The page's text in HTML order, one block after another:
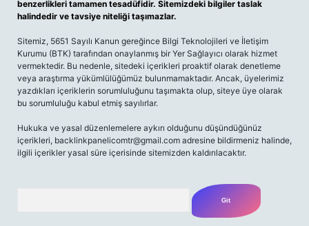
benzerlikleri tamamen tesadüfidir. Sitemizdeki bilgiler taslak
halindedir ve tavsiye niteliği taşımazlar.
Sitemiz, 5651 Sayılı Kanun gereğince Bilgi Teknolojileri ve İletişim
Kurumu (BTK) tarafından onaylanmış bir Yer Sağlayıcı olarak hizmet
vermektedir. Bu nedenle, sitedeki içerikleri proaktif olarak denetleme
veya araştırma yükümlülüğümüz bulunmamaktadır. Ancak, üyelerimiz
yazdıkları içeriklerin sorumluluğunu taşımakta olup, siteye üye olarak
bu sorumluluğu kabul etmiş sayılırlar.
Hukuka ve yasal düzenlemelere aykırı olduğunu düşündüğünüz
içerikleri, backlinkpanelicomtr@gmail.com adresine bildirmeniz halinde,
ilgili içerikler yasal süre içerisinde sitemizden kaldırılacaktır.